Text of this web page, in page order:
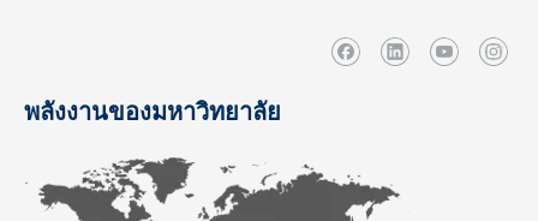
พลังงานของมหาวิทยาลัย